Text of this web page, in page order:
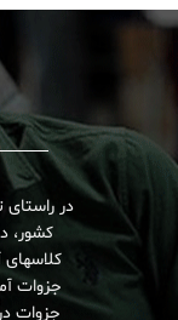
در
کشور،
کلاسهای
جزوات
جزوات